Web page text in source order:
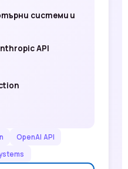
системи и
API
OpenAI API